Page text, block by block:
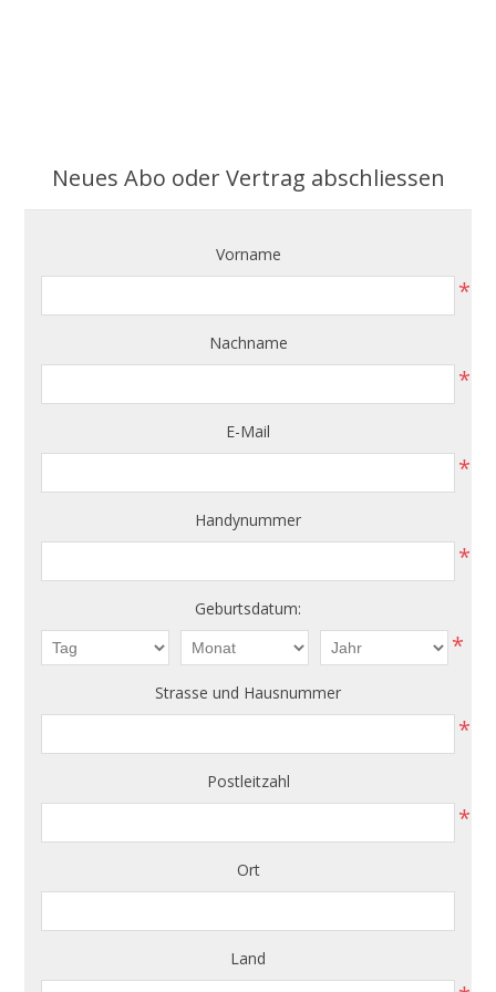
Neues Abo oder Vertrag abschliessen
Vorname
*
Nachname
*
E-Mail
*
Handynummer
*
Geburtsdatum:
*
Strasse und Hausnummer
*
Postleitzahl
*
Ort
Land